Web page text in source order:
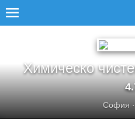
Химическо
София ·